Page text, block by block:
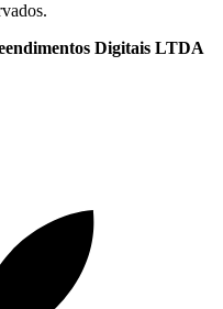
Digitais LTDA